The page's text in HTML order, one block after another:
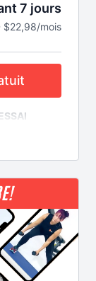
7 jours
$22,98/mois
75 minutes
mois.
clics.